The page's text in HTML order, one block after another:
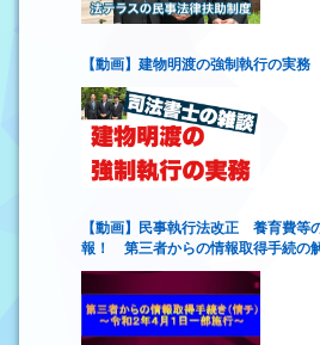
【動画】建物明渡の強制執行の実務
【動画】民事執行法改正 養育費等
報！ 第三者からの情報取得手続の